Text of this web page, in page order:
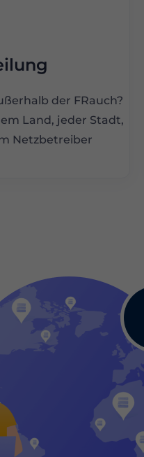
der FRauch?
Land, jeder Stadt,
Netzbetreiber